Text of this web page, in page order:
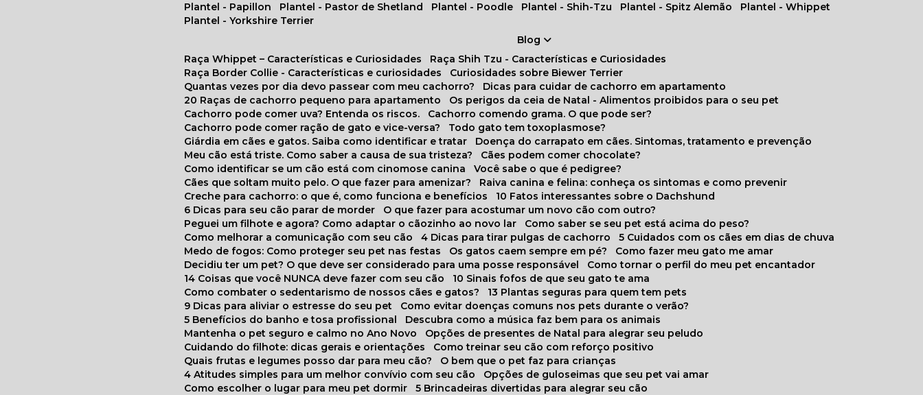
Plantel - Papillon
Plantel - Pastor de Shetland Plantel - Poodle Plantel - Shih-Tzu Plantel - Spitz Alemão
Plantel - Whippet
Plantel - Yorkshire Terrier
Blog
Raça Whippet – Características e Curiosidades
Raça Shih Tzu - Características e Curiosidades
Raça Border Collie - Características e curiosidades
Curiosidades sobre Biewer Terrier
Quantas vezes por dia devo passear com meu cachorro?
Dicas para cuidar de cachorro em apartamento
20 Raças de cachorro pequeno para apartamento
Os perigos da ceia de Natal - Alimentos proibidos para o seu pet
Cachorro pode comer uva? Entenda os riscos.
Cachorro comendo grama. O que pode ser?
Cachorro pode comer ração de gato e vice-versa?
Todo gato tem toxoplasmose?
Giárdia em cães e gatos. Saiba como identificar e tratar
Doença do carrapato em cães. Sintomas, tratamento e prevenção
Meu cão está triste. Como saber a causa de sua tristeza?
Cães podem comer chocolate?
Como identificar se um cão está com cinomose canina
Você sabe o que é pedigree?
Cães que soltam muito pelo. O que fazer para amenizar?
Raiva canina e felina: conheça os sintomas e como prevenir
Creche para cachorro: o que é, como funciona e benefícios
10 Fatos interessantes sobre o Dachshund
6 Dicas para seu cão parar de morder
O que fazer para acostumar um novo cão com outro?
Peguei um filhote e agora? Como adaptar o cãozinho ao novo lar
Como saber se seu pet está acima do peso?
Como melhorar a comunicação com seu cão
4 Dicas para tirar pulgas de cachorro
5 Cuidados com os cães em dias de chuva
Medo de fogos: Como proteger seu pet nas festas
Os gatos caem sempre em pé?
Como fazer meu gato me amar
Decidiu ter um pet? O que deve ser considerado para uma posse responsável
Como tornar o perfil do meu pet encantador
14 Coisas que você NUNCA deve fazer com seu cão
10 Sinais fofos de que seu gato te ama
Como combater o sedentarismo de nossos cães e gatos?
13 Plantas seguras para quem tem pets
9 Dicas para aliviar o estresse do seu pet
Como evitar doenças comuns nos pets durante o verão?
5 Benefícios do banho e tosa profissional
Descubra como a música faz bem para os animais
Mantenha o pet seguro e calmo no Ano Novo
Opções de presentes de Natal para alegrar seu peludo
Cuidando do filhote: dicas gerais e orientações
Como treinar seu cão com reforço positivo
Quais frutas e legumes posso dar para meu cão?
O bem que o pet faz para crianças
4 Atitudes simples para um melhor convívio com seu cão
Opções de guloseimas que seu pet vai amar
Como escolher o lugar para meu pet dormir
5 Brincadeiras divertidas para alegrar seu cão